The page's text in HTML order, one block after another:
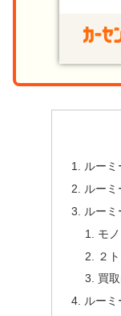
ルー
ルー
ルー
モ
２
買
ルーミ